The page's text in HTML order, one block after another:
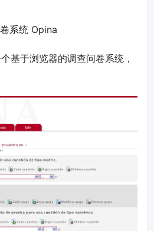
系统 Opina
基于浏览器的调查问卷系统，